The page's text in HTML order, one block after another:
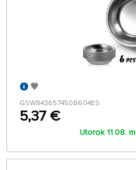
GSW8436574508604ES
5,37 €
Utorok 11.08.